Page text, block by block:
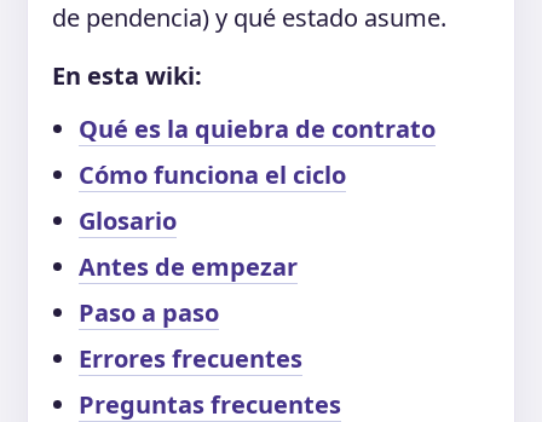
de pendencia) y qué estado asume.
En esta wiki:
Qué es la quiebra de contrato
Cómo funciona el ciclo
Glosario
Antes de empezar
Paso a paso
Errores frecuentes
Preguntas frecuentes